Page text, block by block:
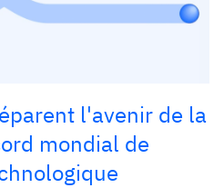
l'avenir de la
mondial de